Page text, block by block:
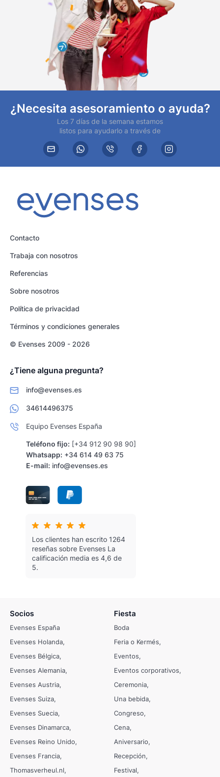
¿Necesita asesoramiento o ayuda?
Los 7 días de la semana estamos
listos para ayudarlo a través de
Contacto
Trabaja con nosotros
Referencias
Sobre nosotros
Política de privacidad
Términos y condiciones generales
© Evenses 2009 - 2026
¿Tiene alguna pregunta?
info@evenses.es
34614496375
Equipo Evenses España
Teléfono fijo: [+34 912 90 98 90]
Whatsapp: +34 614 49 63 75
E-mail: info@evenses.es
Los clientes han escrito 1264
reseñas sobre Evenses La
calificación media es 4,6 de
5.
Socios
Evenses España
Evenses Holanda
Evenses Bélgica
Evenses Alemania
Evenses Austria
Evenses Suiza
Evenses Suecia
Evenses Dinamarca
Evenses Reino Unido
Evenses Francia
Thomasverheul.nl
Fiesta
Boda
Feria o Kermés
Eventos
Eventos corporativos
Ceremonia
Una bebida
Congreso
Cena
Aniversario
Recepción
Festival